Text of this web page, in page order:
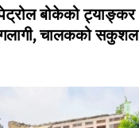
बोकेको ट्याङ्कर
चालकको सकुशल